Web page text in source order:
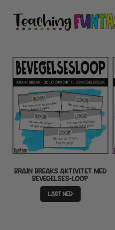
Hopp
til
Hopp
til
MIN KONTO
GRATIS
BUTIKK
LISENSER
TIPSHJØRNET
BRAIN BREAKS AKTIVITET MED
BEVEGELSES-LOOP
LAST NED